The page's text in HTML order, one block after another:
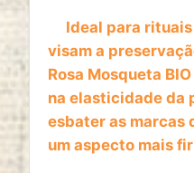
Ideal para rituais
visam a
Rosa Mosqueta
na elasticidade da
esbater as marcas
um aspecto mais
Purpose:
Análise estatística
website
Cookie duration: